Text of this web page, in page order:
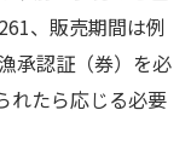
、販売期間は例
承認証（券）を必
れたら応じる必要